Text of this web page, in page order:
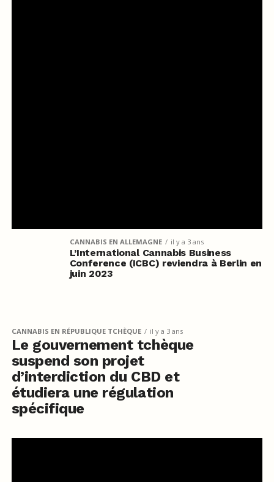
CANNABIS EN ALLEMAGNE il y a 3 ans
L’International Cannabis Business
Conference (ICBC) reviendra à Berlin en
juin 2023
CANNABIS EN RÉPUBLIQUE TCHÈQUE il y a 3 ans
Le gouvernement tchèque
suspend son projet
d’interdiction du CBD et
étudiera une régulation
spécifique